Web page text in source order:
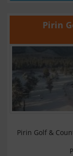
Pirin
Pirin Golf &